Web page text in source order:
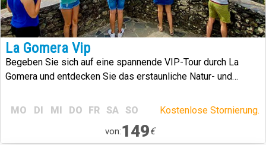
La Gomera Vip
Begeben Sie sich auf eine spannende VIP-Tour durch La
Gomera und entdecken Sie das erstaunliche Natur- und
MO
DI MI DO FR SA SO Kostenlose Stornierung.
von:149€